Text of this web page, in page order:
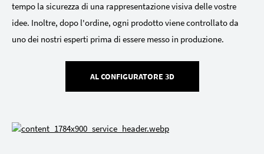
tempo la sicurezza di una rappresentazione visiva delle vostre
idee. Inoltre, dopo l'ordine, ogni prodotto viene controllato da
uno dei nostri esperti prima di essere messo in produzione.
AL CONFIGURATORE 3D